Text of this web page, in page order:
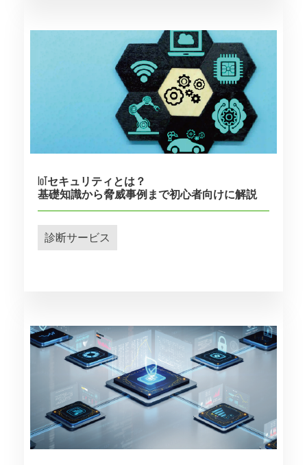
IoTセキュリティとは？
基礎知識から脅威事例まで初心者向けに解説
診断サービス